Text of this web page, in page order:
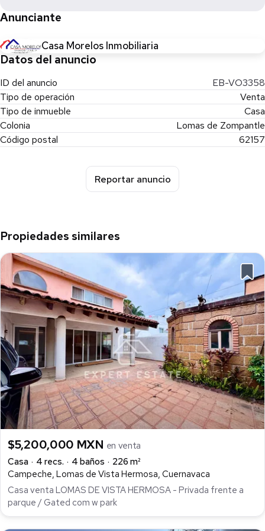
Anunciante
Casa Morelos Inmobiliaria
Datos del anuncio
ID del anuncio
EB-VO3358
Tipo de operación
Venta
Tipo de inmueble
Casa
Colonia
Lomas de Zompantle
Código postal
62157
Reportar anuncio
Propiedades similares
$5,200,000 MXN en venta
Casa
4 recs. 4 baños
226 m²
Campeche, Lomas de Vista Hermosa, Cuernavaca
Casa venta LOMAS DE VISTA HERMOSA - Privada frente a
parque / Gated com w park